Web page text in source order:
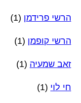
הרשי פרידמן (1)
הרשי קופמן (1)
זאב שמעיה (1)
חי לוי (1)